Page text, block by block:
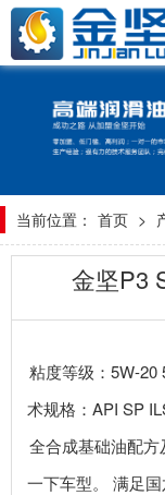
当前位置： 首页 >
金坚P3
粘度等级：5W-20 5W-30 5W-40 包装规格：1L 4L 170KG 技
术规格：API SP ILSAC GF-6 产品介
全合成基础油配
一下车型。 满足